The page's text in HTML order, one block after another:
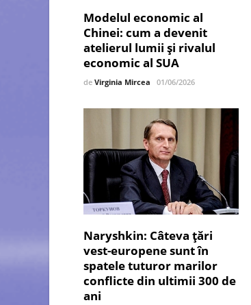
Modelul economic al
Chinei: cum a devenit
atelierul lumii și rivalul
economic al SUA
de Virginia Mircea 01/06/2026
Naryshkin: Câteva țări
vest-europene sunt în
spatele tuturor marilor
conflicte din ultimii 300 de
ani